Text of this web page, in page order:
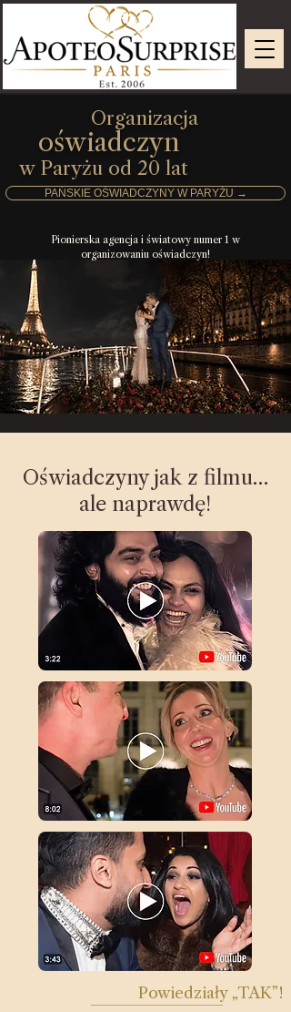
Organizacja
oświadczyn
w Paryżu od 20 lat
PAŃSKIE OŚWIADCZYNY W PARYŻU →
Pionierska agencja i światowy numer 1 w
organizowaniu oświadczyn!
Oświadczyny jak z filmu…
ale naprawdę!
Powiedziały „TAK”!